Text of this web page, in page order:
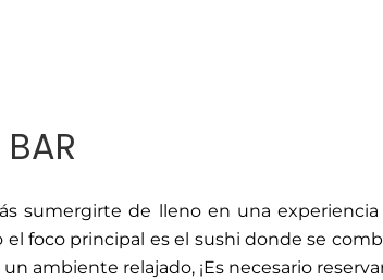
sumergirte de lleno en una
foco principal es el sushi donde se
ambiente relajado, ¡Es necesario